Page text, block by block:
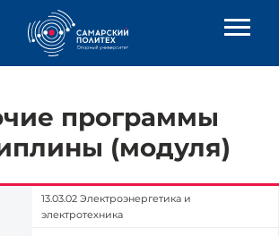
программы
(модуля)
13.03.02 Электроэнергетика и
электротехника